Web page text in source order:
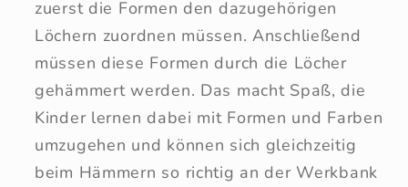
zuerst die Formen den dazugehörigen
Löchern zuordnen müssen. Anschließend
müssen diese Formen durch die Löcher
gehämmert werden. Das macht Spaß, die
Kinder lernen dabei mit Formen und Farben
umzugehen und können sich gleichzeitig
beim Hämmern so richtig an der Werkbank